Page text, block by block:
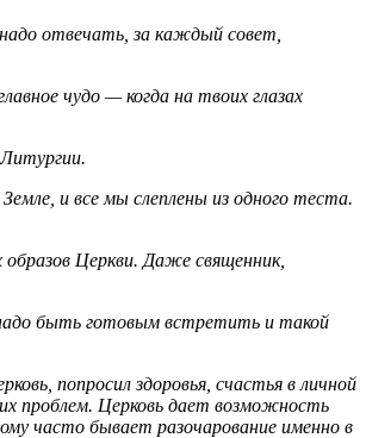
отвечать, за каждый совет,
чудо — когда на твоих глазах
и все мы слеплены из одного теста.
Церкви. Даже священник,
быть готовым встретить и такой
попросил здоровья, счастья в личной
проблем. Церковь дает возможность
часто бывает разочарование именно в